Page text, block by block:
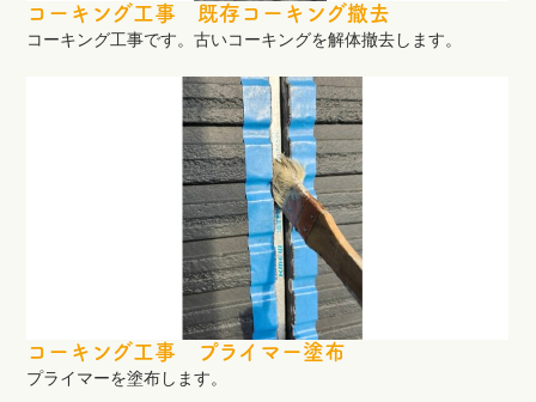
コーキング工事 既存コーキング撤去
コーキング工事です。古いコーキングを解体撤去します。
コーキング工事 プライマー塗布
プライマーを塗布します。